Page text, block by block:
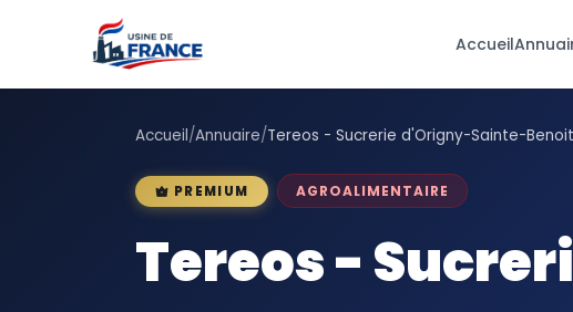
Accueil
Accueil/Annuaire/Tereos - Sucrerie d'Origny-Sainte-
PREMIUM AGROALIMENTAIRE
Tereos -